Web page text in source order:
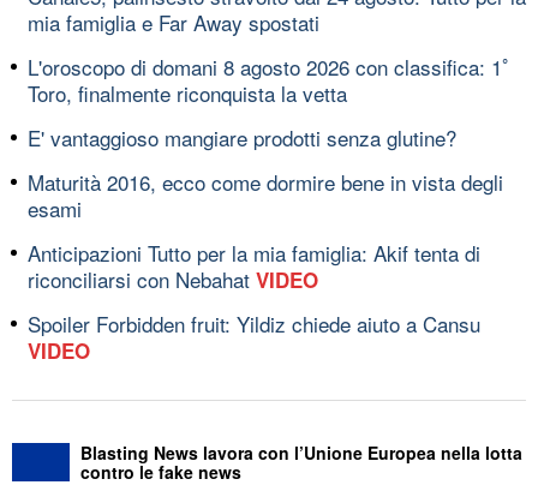
mia famiglia e Far Away spostati
L'oroscopo di domani 8 agosto 2026 con classifica: 1ﾟ
Toro, finalmente riconquista la vetta
E' vantaggioso mangiare prodotti senza glutine?
Maturità 2016, ecco come dormire bene in vista degli
esami
Anticipazioni Tutto per la mia famiglia: Akif tenta di
riconciliarsi con Nebahat VIDEO
Spoiler Forbidden fruit: Yildiz chiede aiuto a Cansu
VIDEO
Blasting News lavora con l’Unione Europea nella lotta
contro le fake news